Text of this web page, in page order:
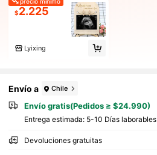
$2.225
Lyixing
Envío a Chile
Envío gratis(Pedidos ≥ $24.990)
Entrega estimada: 5-10 Días laborables
Devoluciones gratuitas